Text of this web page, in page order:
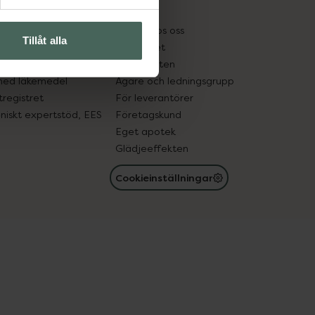
Tillåt alla
in gammal medicin
läkemedel
expertstöd, EES
Pressrum
Jobba hos oss
Hållbarhet
Samarbeten
Ägare och ledningsgrupp
För leverantörer
Företagskund
Eget apotek
Glädjeeffekten
Cookieinställningar